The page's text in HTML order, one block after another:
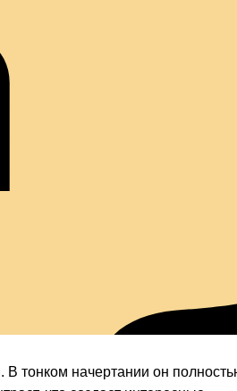
тонком начертании он